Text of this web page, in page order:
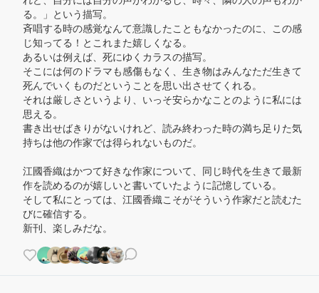
る。」という描写。
斉唱する時の感覚なんて意識したこともなかったのに、この感
じ知ってる！とこれまた嬉しくなる。
あるいは例えば、死にゆくカラスの描写。
そこには何のドラマも感傷もなく、生き物はみんなただ生きて
死んでいくものだということを思い出させてくれる。
それは厳しさというより、いっそ安らかなことのように私には
思える。
書き出せばきりがないけれど、読み終わった時の満ち足りた気
持ちは他の作家では得られないものだ。
江國香織はかつて好きな作家について、同じ時代を生きて最新
作を読めるのが嬉しいと書いていたように記憶している。
そして私にとっては、江國香織こそがそういう作家だと読むた
びに確信する。
新刊、楽しみだな。